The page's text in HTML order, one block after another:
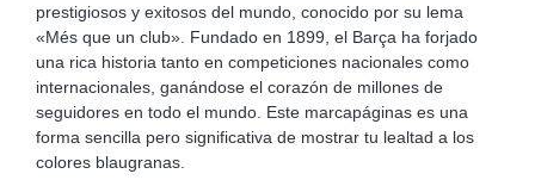
prestigiosos y exitosos del mundo, conocido por su lema
«Més que un club». Fundado en 1899, el Barça ha forjado
una rica historia tanto en competiciones nacionales como
internacionales, ganándose el corazón de millones de
seguidores en todo el mundo. Este marcapáginas es una
forma sencilla pero significativa de mostrar tu lealtad a los
colores blaugranas.